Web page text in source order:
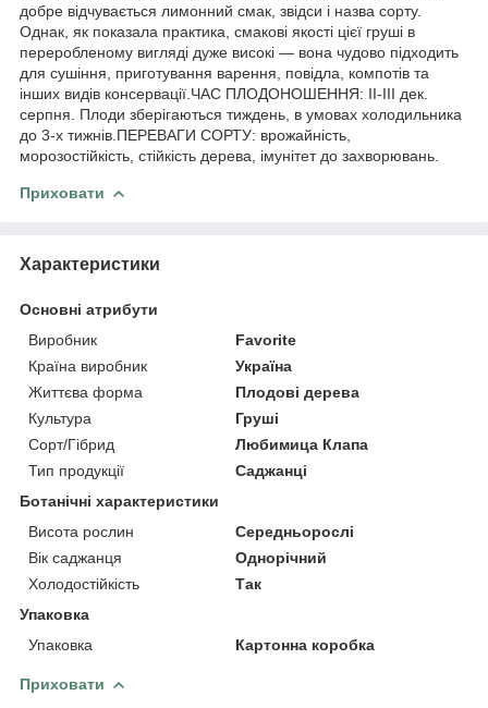
добре відчувається лимонний смак, звідси і назва сорту.
Однак, як показала практика, смакові якості цієї груші в
переробленому вигляді дуже високі — вона чудово підходить
для сушіння, приготування варення, повідла, компотів та
інших видів консервації.ЧАС ПЛОДОНОШЕННЯ: II-III дек.
серпня. Плоди зберігаються тиждень, в умовах холодильника
до 3-х тижнів.ПЕРЕВАГИ СОРТУ: врожайність,
морозостійкість, стійкість дерева, імунітет до захворювань.
Приховати
Характеристики
Основні атрибути
Виробник
Favorite
Країна виробник
Україна
Життєва форма
Плодові дерева
Культура
Груші
Сорт/Гібрид
Любимица Клапа
Тип продукції
Саджанці
Ботанічні характеристики
Висота рослин
Середньорослі
Вік саджанця
Однорічний
Холодостійкість
Так
Упаковка
Упаковка
Картонна коробка
Приховати